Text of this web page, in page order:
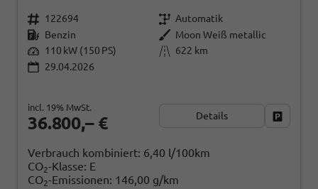
122694
Automatik
Benzin
Moon Weiß metallic
110 kW (150 PS)
622 km
29.04.2026
36.800,– €
incl. 19% MwSt.
Details
Verbrauch kombiniert: 6,40 l/100km
CO2-Klasse: E
CO2-Emissionen: 146,00 g/km